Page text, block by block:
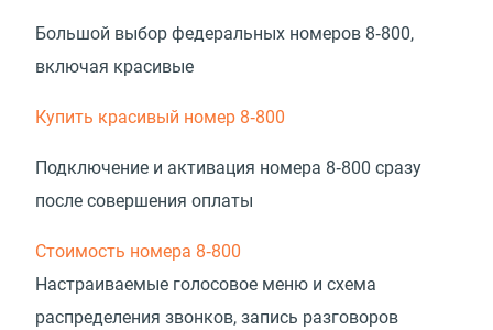
Большой выбор федеральных номеров 8‑800,
включая красивые
Купить красивый номер 8‑800
Подключение и активация номера 8‑800 сразу
после совершения оплаты
Стоимость номера 8‑800
Настраиваемые голосовое меню и схема
распределения звонков, запись разговоров